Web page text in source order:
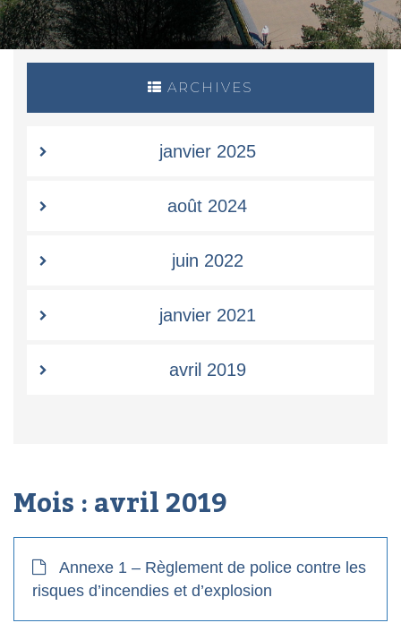
ARCHIVES
janvier 2025
août 2024
juin 2022
janvier 2021
avril 2019
Mois :avril 2019
Annexe 1 – Règlement de police contre les
risques d’incendies et d’explosion